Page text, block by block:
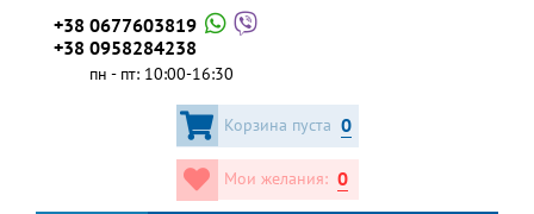
+38 0677603819
+38 0958284238
пн - пт: 10:00-16:30
Корзина пуста 0
Мои желания: 0